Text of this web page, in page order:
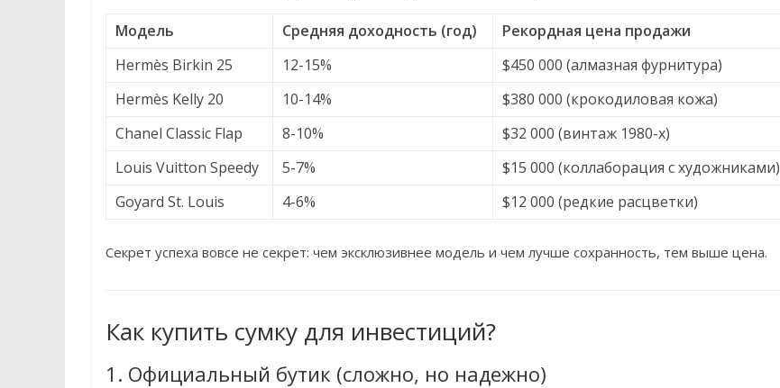
Модель Средняя доходность (год)
Рекордная цена продажи
Hermès Birkin 25
12-15%
$450 000 (алмазная фурнитура)
Hermès Kelly 20
10-14%
$380 000 (крокодиловая кожа)
Chanel Classic Flap
8-10%
$32 000 (винтаж 1980-х)
Louis Vuitton Speedy
5-7%
$15 000 (коллаборация с художниками)
Goyard St. Louis
4-6% $12 000 (редкие расцветки)
Секрет успеха вовсе не секрет: чем эксклюзивнее модель и чем лучше сохранность, тем выше цена.
Как купить сумку для инвестиций?
1. Официальный бутик (сложно, но надежно)